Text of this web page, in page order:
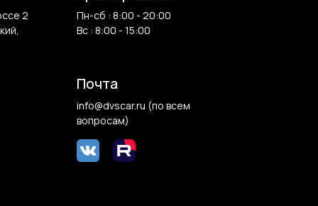
2
Пн-сб : 8:00 - 20:00
Вс : 8:00 - 15:00
Почта
info@dvscar.ru (по всем
вопросам)